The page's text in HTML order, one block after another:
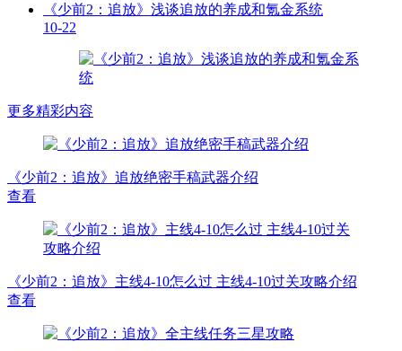
《少前2：追放》浅谈追放的养成和氪金系统
10-22
更多精彩内容
《少前2：追放》追放绝密手稿武器介绍
查看
《少前2：追放》主线4-10怎么过 主线4-10过关攻略介绍
查看